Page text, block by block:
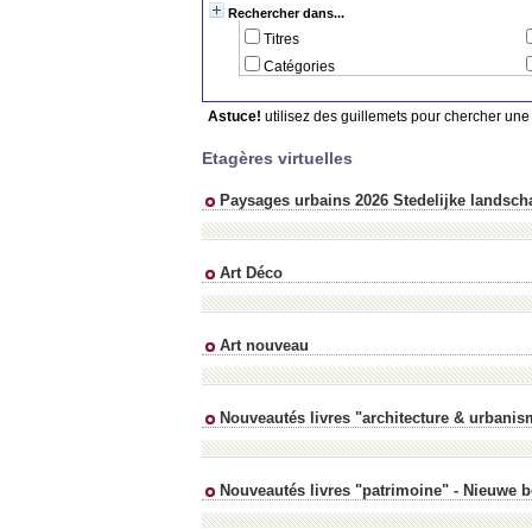
Rechercher dans...
Titres
Catégories
Astuce! utilisez des guillemets pour chercher
Etagères virtuelles
Paysages urbains 2026 Stedelijke
Art Déco
Art nouveau
Nouveautés livres "architecture &
Nouveautés livres "patrimoine" - Nieuwe